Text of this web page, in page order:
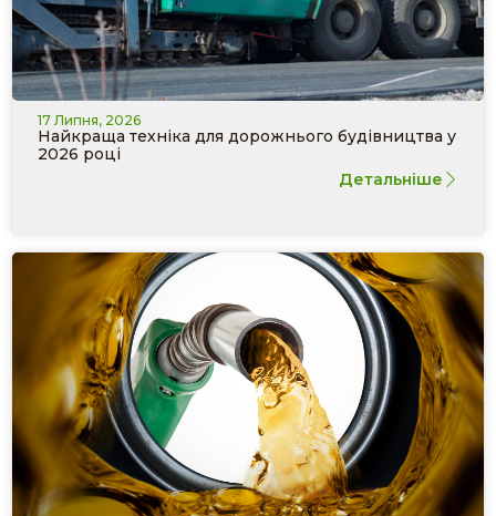
17 Липня, 2026
Найкраща техніка для дорожнього будівництва у
2026 році
Детальніше